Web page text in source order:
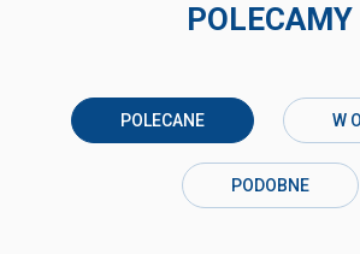
POLECAMY
POLECANE W
PODOBNE